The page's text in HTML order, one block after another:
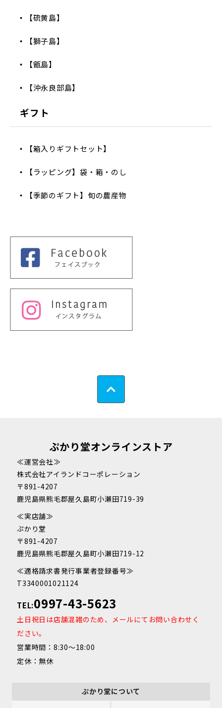
【硫黄島】
【獅子島】
【甑島】
【沖永良部島】
ギフト
【箱入りギフトセット】
【ラッピング】袋・箱・のし
【季節のギフト】旬の農産物
ぷかり堂オンラインストア
≪運営会社≫
株式会社アイランドコーポレーション
〒891-4207
鹿児島県熊毛郡屋久島町小瀬田719-39
≪実店舗≫
ぷかり堂
〒891-4207
鹿児島県熊毛郡屋久島町小瀬田719-12
≪適格請求書発行事業者登録番号≫
T3340001021124
TEL:0997-43-5623
土日祝日は店舗混雑のため、メールにてお問い合わせく
ださい。
営業時間：8:30～18:00
定休：無休
ぷかり堂について